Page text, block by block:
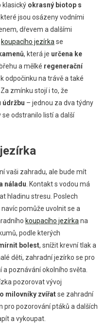
klasický okrasný biotop s
které jsou osázeny vodními
dřevem a dalšími
koupacího jezírka se
, která je určena ke
a mělké regenerační
odpočinku na trávě a také
zmínku stojí i to, že
údržbu – jednou za dva týdny
odstranilo listí a další
vaši zahradu, ale bude mít
náladu . Kontakt s vodou má
hladinu stresu. Poslech
pomůže uvolnit se a
koupacího jezírka na
podle kterých
bolest, snížit krevní tlak a
děti, zahradní jezírko se pro
poznávání okolního světa.
pozorovat vývoj
milovníky zvířatse zahradní
pozorování ptáků a dalších
a vykoupat.